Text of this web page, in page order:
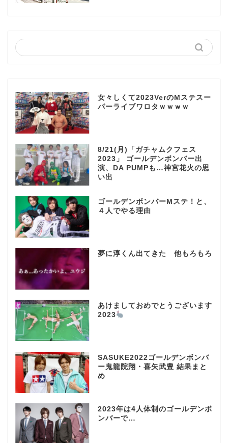
女々しくて2023VerのMステスー
パーライブワロタｗｗｗｗ
8/21(月)「ガチャムクフェス
2023」 ゴールデンボンバー出
演、DA PUMPも…神宮花火の思
い出
ゴールデンボンバーMステ！と、
４人でやる理由
夢に淳くん出てきた 他もろもろ
あけましておめでとうございます
2023
SASUKE2022ゴールデンボンバ
ー鬼龍院翔・喜矢武豊 結果まと
め
2023年は4人体制のゴールデンボ
ンバーで…